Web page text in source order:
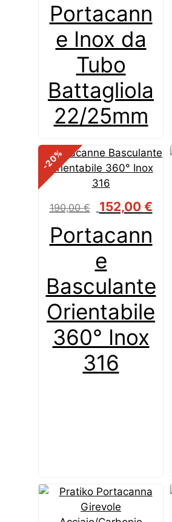
Portacann
e Inox da
Tubo
Battagliola
22/25mm
originale
era:
52,50 €.
attuale
è:
-20
%
Portacann
e
Basculante
Orientabile
360° Inox
316
190,00€
Il
originale
era:
190,00 €.
152,00 €Il
è: